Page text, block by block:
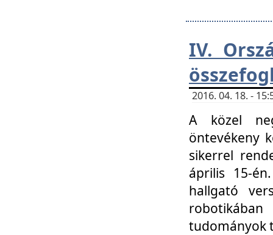
IV.
2016. 04. 18. -
A közel
öntevékeny
sikerrel
április 15-
hallgató
tudományok